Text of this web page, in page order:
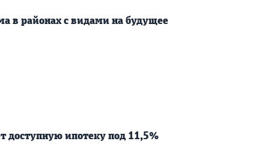
в районах с видами на будущее
доступную ипотеку под 11,5%